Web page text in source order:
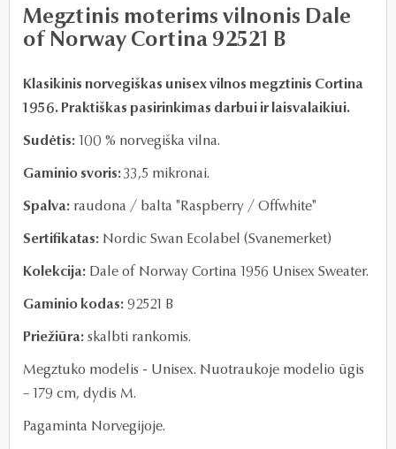
Megztinis moterims vilnonis Dale
of Norway Cortina 92521 B
Klasikinis norvegiškas unisex vilnos megztinis Cortina
1956. Praktiškas pasirinkimas darbui ir laisvalaikiui.
Sudėtis: 100 % norvegiška vilna.
Gaminio svoris:33,5 mikronai.
Spalva: raudona / balta "Raspberry / Offwhite"
Sertifikatas: Nordic Swan Ecolabel (Svanemerket)
Kolekcija: Dale of Norway Cortina 1956 Unisex Sweater.
Gaminio kodas: 92521 B
Priežiūra: skalbti rankomis.
Megztuko modelis - Unisex. Nuotraukoje modelio ūgis
– 179 cm, dydis M.
Pagaminta Norvegijoje.